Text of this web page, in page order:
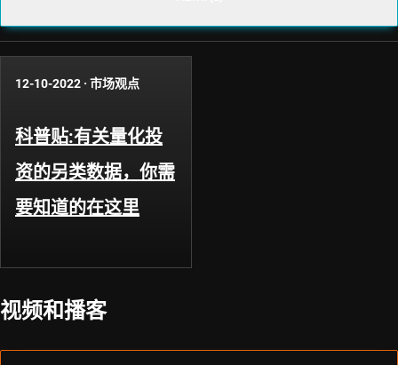
12-10-2022 · 市场观点
科普贴:有关量化投
资的另类数据，你需
要知道的在这里
视频和播客